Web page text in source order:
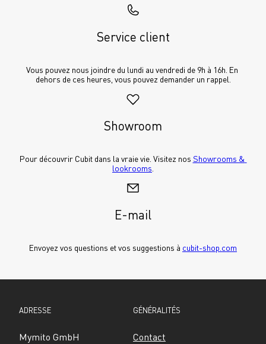
Service client
Vous pouvez nous joindre du lundi au vendredi de 9h à 16h. En
dehors de ces heures, vous pouvez demander un rappel.
Showroom
Pour découvrir Cubit dans la vraie vie. Visitez nos Showrooms &
lookrooms
E-mail
Envoyez vos questions et vos suggestions à cubit-shop.com
ADRESSE
Mymito GmbH
GÉNÉRALITÉS
Contact